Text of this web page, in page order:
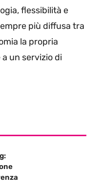
flessibilità e
più diffusa tra
la propria
un servizio di